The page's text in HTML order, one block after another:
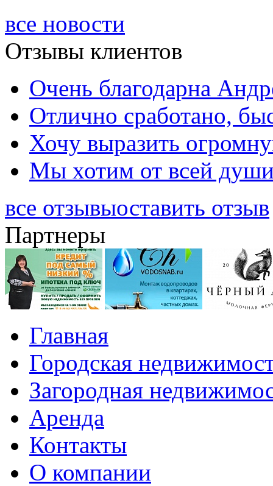
все новости
Отзывы клиентов
Очень благодарна
Отлично сработано,
Хочу выразить
Мы хотим от всей души
все отзывыоставить отзыв
Партнеры
Главная
Городская
Загородная
Аренда
Контакты
О компании